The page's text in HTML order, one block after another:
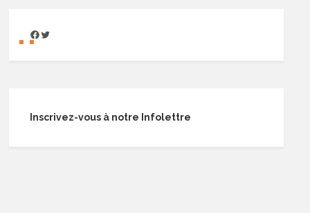
Inscrivez-vous à notre Infolettre